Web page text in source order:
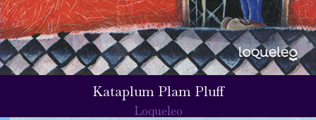
Kataplum Plam Pluff
Loqueleo